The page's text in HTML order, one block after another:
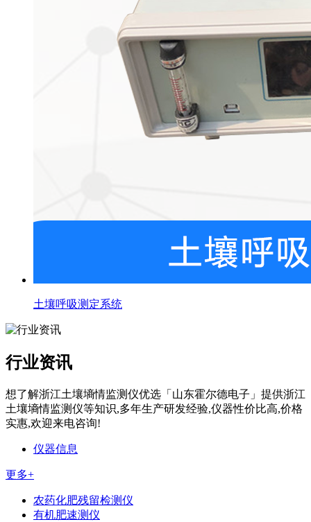
土壤呼吸测定系统
行业资讯
想了解浙江土壤墒情监测仪优选「山东霍尔德电子」提供浙江
土壤墒情监测仪等知识,多年生产研发经验,仪器性价比高,价格
实惠,欢迎来电咨询!
仪器信息
更多+
农药化肥残留检测仪
有机肥速测仪